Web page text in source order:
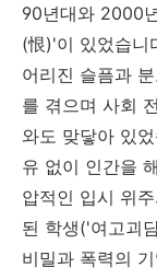
90년대와 2000
(恨)'이 있었습니
어리진 슬픔과
를 겪으며 사회
와도 맞닿아 있
유 없이 인간을
압적인 입시 위
된 학생('여고괴
비밀과 폭력의